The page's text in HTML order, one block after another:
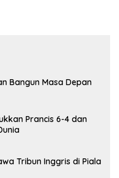
Bangun Masa Depan
Prancis 6-4 dan
Tribun Inggris di Piala